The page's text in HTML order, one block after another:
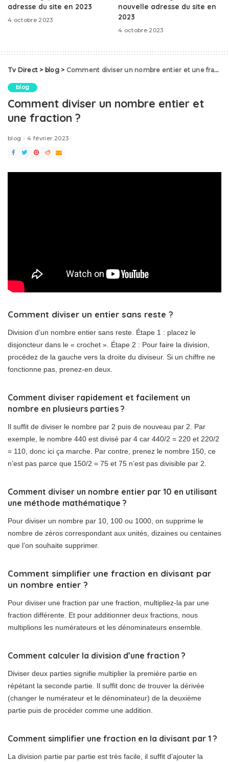
adresse du site en 2023
4 octobre 2023
nouvelle adresse du site en
2023
4 octobre 2023
Tv Direct > blog> Comment diviser un nombre entier et une fraction ?
blog
Comment diviser un nombre entier et
une fraction ?
blog 4 février 2023
Comment diviser un entier sans reste ?
Division d’un nombre entier sans reste. Étape 1 : placez le
disjoncteur dans le « crochet ». Étape 2 : Pour faire la division,
procédez de la gauche vers la droite du diviseur. Si un chiffre ne
fonctionne pas, prenez-en deux.
Comment diviser rapidement et facilement un
nombre en plusieurs parties ?
Il suffit de diviser le nombre par 2 puis de nouveau par 2. Par
exemple, le nombre 440 est divisé par 4 car 440/2 = 220 et 220/2
= 110, donc ici ça marche. Par contre, prenez le nombre 150, ce
n’est pas parce que 150/2 = 75 et 75 n’est pas divisible par 2.
Comment diviser un nombre entier par 10 en utilisant
une méthode mathématique ?
Pour diviser un nombre par 10, 100 ou 1000, on supprime le
nombre de zéros correspondant aux unités, dizaines ou centaines
que l’on souhaite supprimer.
Comment simplifier une fraction en divisant par
un nombre entier ?
Pour diviser une fraction par une fraction, multipliez-la par une
fraction différente. Et pour additionner deux fractions, nous
multiplions les numérateurs et les dénominateurs ensemble.
Comment calculer la division d’une fraction ?
Diviser deux parties signifie multiplier la première partie en
répétant la seconde partie. Il suffit donc de trouver la dérivée
(changer le numérateur et le dénominateur) de la deuxième
partie puis de procéder comme une addition.
Comment simplifier une fraction en la divisant par 1 ?
La division partie par partie est très facile, il suffit d’ajouter la